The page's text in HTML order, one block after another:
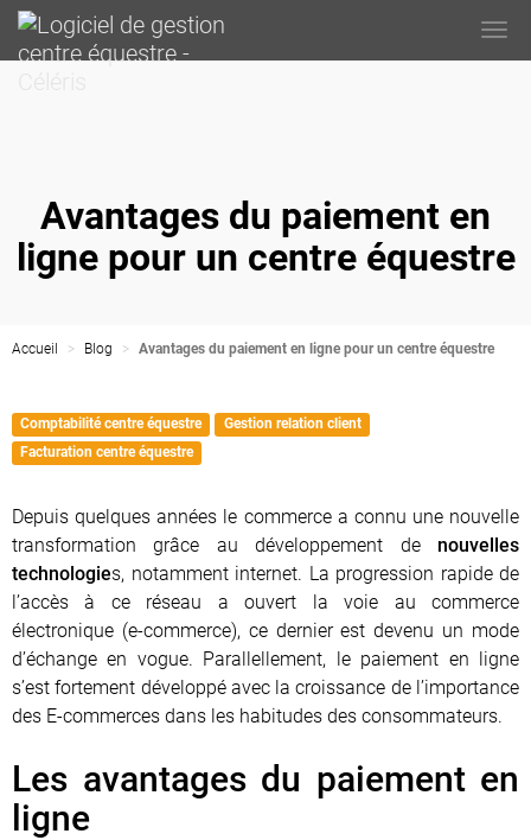
Avantages du paiement en
ligne pour un centre équestre
Accueil Blog Avantages du paiement en ligne pour un centre équestre
Comptabilité centre équestre
Gestion relation client
Facturation centre équestre
Depuis quelques années le commerce a connu une nouvelle
transformation grâce au développement de nouvelles
technologies, notamment internet. La progression rapide de
l’accès à ce réseau a ouvert la voie au commerce
électronique (e-commerce), ce dernier est devenu un mode
d’échange en vogue. Parallellement, le paiement en ligne
s’est fortement développé avec la croissance de l’importance
des E-commerces dans les habitudes des consommateurs.
Les avantages du paiement en
ligne